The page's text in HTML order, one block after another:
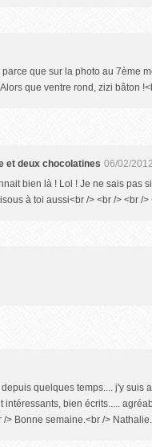
que sur la photo au 7ème
que ventre rond, zizi bâton
et deux chocolatines 06/02/
bien là ! Lol ! Je ne sais pas
à toi aussi<br /> <br /> <br />
quelques temps.... j'y suis
intéressants, bien écrits.....
> Bonne semaine.<br /> Nathalie.